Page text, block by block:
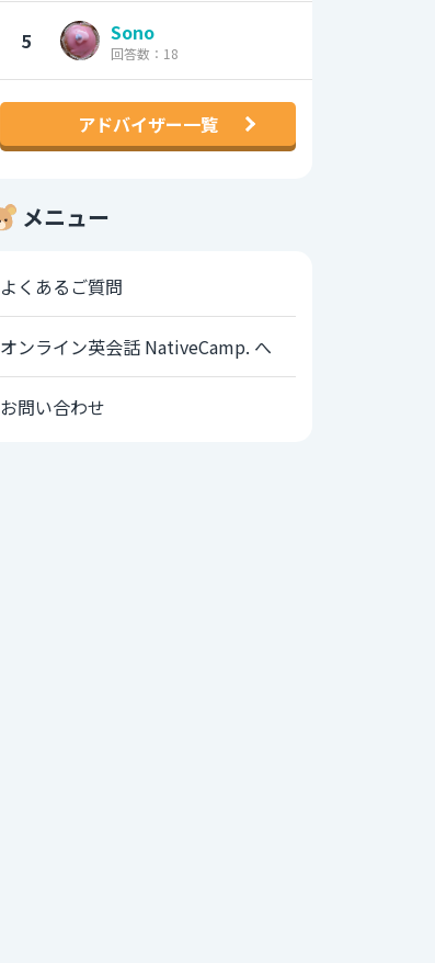
5 Sono
回答数：18
アドバイザー一覧
メニュー
よくあるご質問
オンライン英会話 NativeCamp. へ
お問い合わせ